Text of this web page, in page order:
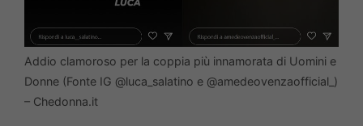
Addio clamoroso per la coppia più innamorata di Uomini e
Donne (Fonte IG @luca_salatino e @amedeovenzaofficial_)
– Chedonna.it